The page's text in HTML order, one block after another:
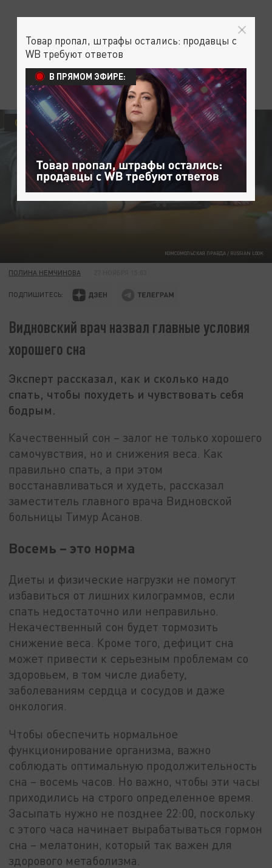
КОМСОМОЛЬСКАЯ ПРАВДА / RUSSIAN LOOK
ОБЩЕСТВО
ПОЛИНА НЕМЧИНОВА
ПОДПИШИТЕСЬ:
Видновский врач назвал главные условия
хорошего сна
Эксперт рассказал, как и сколько надо
спать, чтобы похудеть и чувствовать себя
бодрым.
Качественный сон – залог не только хорошего
самочувствия, но и снижения веса. Как
правильно спать, а при этом
восстанавливаться и худеть, рассказал
заместитель главного врача Видновской
больницы Тимур Асанов.
Восемь – это норма
Диеты и физические нагрузки не помогут
избавиться от лишних килограммов, если
спать недостаточно или неправильно.
Некачественный сон будет тормозить
снижение веса. Кроме того, дефицит сна
может привести к серьезным проблемам со
здоровьем, в том числе диабету,
заболеваниям сердца и сосудов и даже
онкология.
Чтобы обеспечить нормальное
функционирование организма, важно
соблюдать оптимальную продолжительность
сна – восемь часов. Но важно, чтобы эти часы
приходились на строго определенное время.
Засыпать нужно не позднее 22:00, поскольку
с этого часа начинает вырабатываться гормон
сна – мелатонин, который так важен для
здорового метаболизма.
Товар пропал, штрафы остались: продавцы с
WB требуют ответов
В ПРЯМОМ ЭФИРЕ: